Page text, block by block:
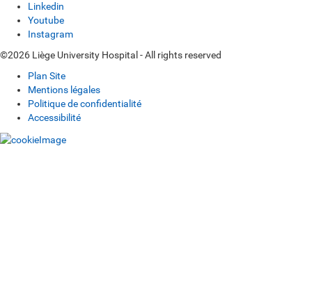
Linkedin
Youtube
Instagram
©2026 Liège University Hospital - All rights reserved
Plan Site
Mentions légales
Politique de confidentialité
Accessibilité